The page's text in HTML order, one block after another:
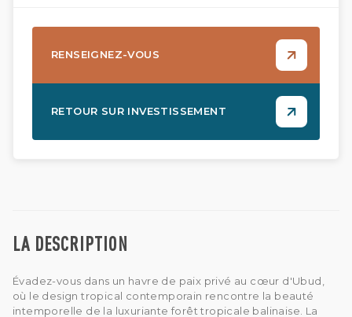
LA DESCRIPTION
Évadez-vous dans un havre de paix privé au cœur d'Ubud,
où le design tropical contemporain rencontre la beauté
intemporelle de la luxuriante forêt tropicale balinaise. La
RENSEIGNEZ-VOUS
RETOUR SUR INVESTISSEMENT